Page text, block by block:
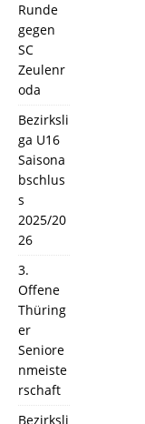
Runde
gegen
SC
Zeulenr
oda
Bezirksli
ga U16
Saisona
bschlus
s
2025/20
26
3.
Offene
Thüring
er
Seniore
nmeiste
rschaft
Bezirksli